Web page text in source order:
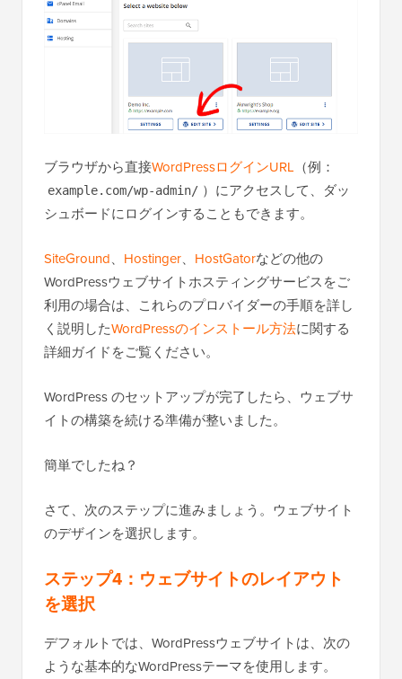
ブラウザから直接WordPressログインURL （例：
example.com/wp-admin/ ）にアクセスして、ダッ
シュボードにログインすることもできます。
SiteGround、 Hostinger、 HostGatorなどの他の
WordPressウェブサイトホスティングサービスをご
利用の場合は、これらのプロバイダーの手順を詳し
く説明したWordPressのインストール方法に関する
詳細ガイドをご覧ください。
WordPress のセットアップが完了したら、ウェブサ
イトの構築を続ける準備が整いました。
簡単でしたね？
さて、次のステップに進みましょう。ウェブサイト
のデザインを選択します。
ステップ4：ウェブサイトのレイアウト
を選択
デフォルトでは、WordPressウェブサイトは、次の
ような基本的なWordPressテーマを使用します。